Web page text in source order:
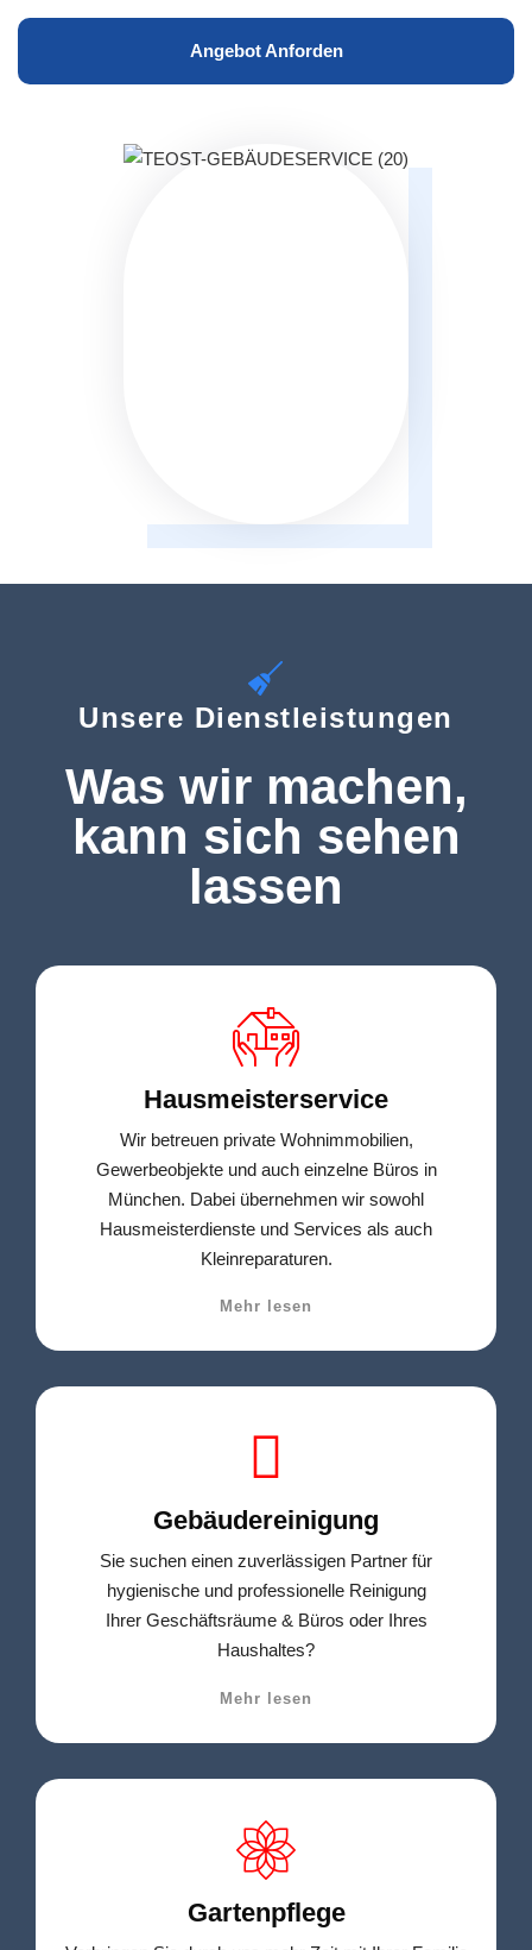
Angebot Anforden
Unsere Dienstleistungen
Was wir machen,
kann sich sehen
lassen
Hausmeisterservice
Wir betreuen private Wohnimmobilien,
Gewerbeobjekte und auch einzelne Büros in
München. Dabei übernehmen wir sowohl
Hausmeisterdienste und Services als auch
Kleinreparaturen.
Mehr lesen
Gebäudereinigung
Sie suchen einen zuverlässigen Partner für
hygienische und professionelle Reinigung
Ihrer Geschäftsräume & Büros oder Ihres
Haushaltes?
Mehr lesen
Gartenpflege